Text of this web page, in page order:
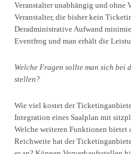
Veranstalter unabhängig und ohne
Veranstalter, die bisher kein
Deradministrative Aufwand
Eventfrog und man erhält die
Welche Fragen sollte man sich bei
stellen?
Wie viel kostet der
Integration eines Saalplan mit
Welche weiteren Funktionen bietet
Reichweite hat der